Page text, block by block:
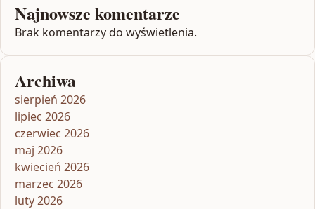
Najnowsze komentarze
Brak komentarzy do wyświetlenia.
Archiwa
sierpień 2026
lipiec 2026
czerwiec 2026
maj 2026
kwiecień 2026
marzec 2026
luty 2026